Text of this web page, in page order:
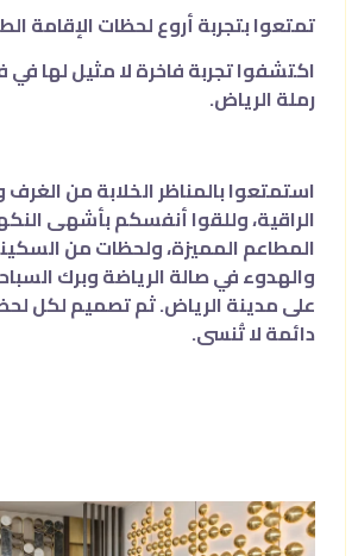
تمتعوا بتجربة أروع لحظات الإقامة
اكتشفوا تجربة فاخرة لا مثيل لها في
رملة الرياض.
استمتعوا بالمناظر الخلابة من الغرف
الراقية، وللقوا أنفسكم بأشهى
المطاعم المميزة، ولحظات من
والهدوء في صالة الرياضة وبرك
على مدينة الرياض. ثم تصميم لكل
دائمة لا تُنسى.